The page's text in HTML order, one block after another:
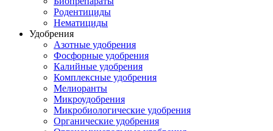
Родентициды
Нематициды
Удобрения
Азотные удобрения
Фосфорные удобрения
Калийные удобрения
Комплексные удобрения
Мелиоранты
Микроудобрения
Микробиологические удобрения
Органические удобрения